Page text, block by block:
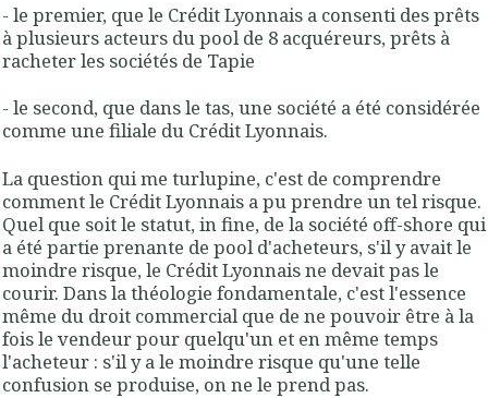
- le premier, que le Crédit Lyonnais a consenti des prêts
à plusieurs acteurs du pool de 8 acquéreurs, prêts à
racheter les sociétés de Tapie
- le second, que dans le tas, une société a été considérée
comme une filiale du Crédit Lyonnais.
La question qui me turlupine, c'est de comprendre
comment le Crédit Lyonnais a pu prendre un tel risque.
Quel que soit le statut, in fine, de la société off-shore qui
a été partie prenante de pool d'acheteurs, s'il y avait le
moindre risque, le Crédit Lyonnais ne devait pas le
courir. Dans la théologie fondamentale, c'est l'essence
même du droit commercial que de ne pouvoir être à la
fois le vendeur pour quelqu'un et en même temps
l'acheteur : s'il y a le moindre risque qu'une telle
confusion se produise, on ne le prend pas.